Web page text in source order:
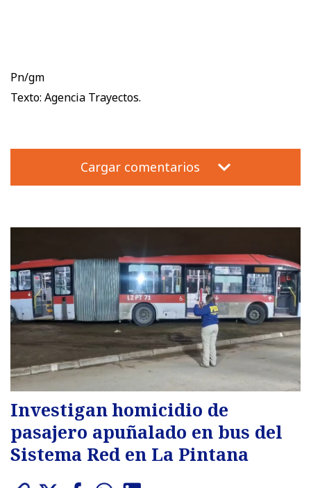
Pn/gm
Texto: Agencia Trayectos.
Cargar comentarios
Investigan homicidio de
pasajero apuñalado en bus del
Sistema Red en La Pintana